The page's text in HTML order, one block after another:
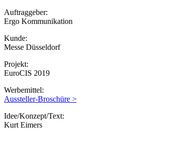
Auftraggeber:
Ergo Kommunikation
Kunde:
Messe Düsseldorf
Projekt:
EuroCIS 2019
Werbemittel:
Aussteller-Broschüre >
Idee/Konzept/Text:
Kurt Eimers